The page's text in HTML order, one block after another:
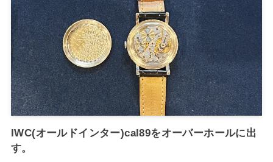
IWC(オールドインター)cal89をオーバーホールに出
す。